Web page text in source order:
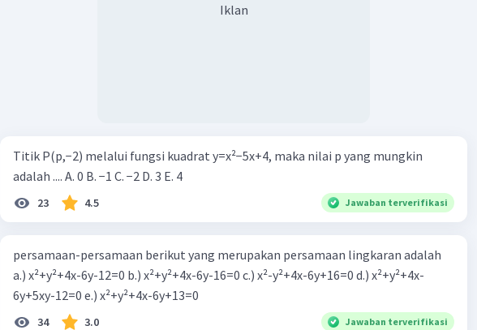
Iklan
Titik P(p,−2) melalui fungsi kuadrat y=x²−5x+4, maka nilai p yang mungkin
adalah .... A. 0 B. −1 C. −2 D. 3 E. 4
23 4.5 Jawaban terverifikasi
persamaan-persamaan berikut yang merupakan persamaan lingkaran adalah
a.) x²+y²+4x-6y-12=0 b.) x²+y²+4x-6y-16=0 c.) x²-y²+4x-6y+16=0 d.) x²+y²+4x-
6y+5xy-12=0 e.) x²+y²+4x-6y+13=0
34 3.0 Jawaban terverifikasi